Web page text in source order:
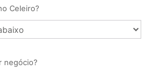
Celeiro?
negócio?